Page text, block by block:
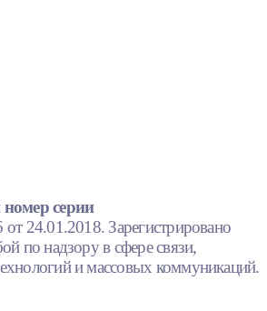
серии
24.01.2018. Зарегистрировано
по надзору в сфере связи,
и массовых коммуникаций.